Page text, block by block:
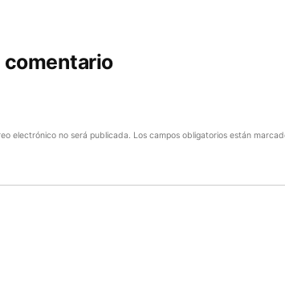
comentario
electrónico no será publicada. Los campos obligatorios están